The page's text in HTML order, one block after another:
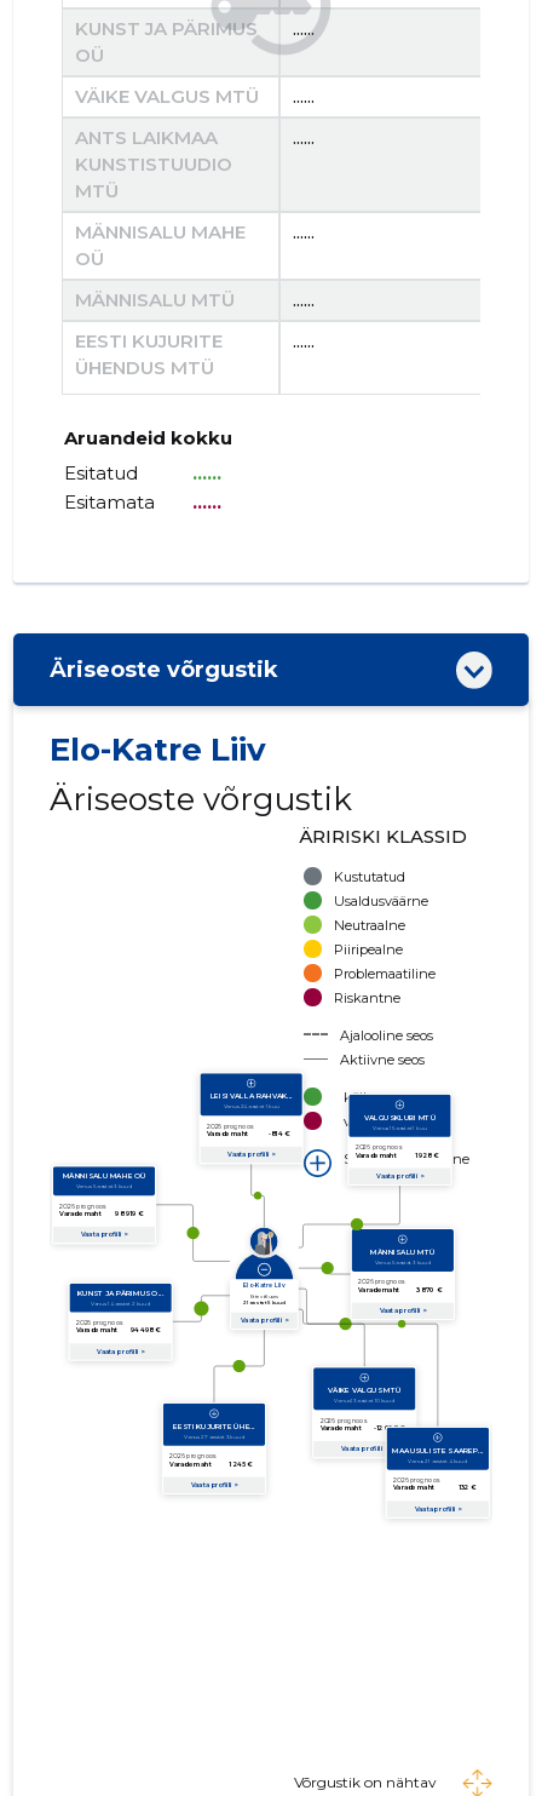
KUNST JA PÄRIMUS
OÜ
......
VÄIKE VALGUS MTÜ ......
ANTS LAIKMAA
KUNSTISTUUDIO
MTÜ
......
MÄNNISALU MAHE
OÜ
......
MÄNNISALU MTÜ ......
EESTI KUJURITE
ÜHENDUS MTÜ
......
Aruandeid kokku
Esitatud
......
Esitamata
......
Äriseoste võrgustik
Elo-Katre Liiv
Äriseoste võrgustik
ÄRIRISKI KLASSID
Kustutatud
Usaldusväärne
Neutraalne
Piiripealne
Problemaatiline
Riskantne
Ajalooline seos
Aktiivne seos
käibe suurus
võla suurus
Seoste laiendamine
Võrgustik on nähtav